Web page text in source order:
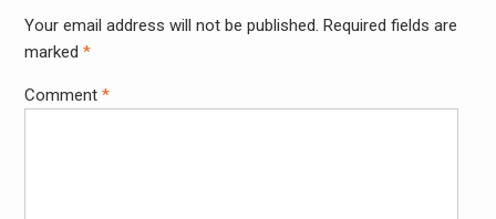
Your email address will not be published. Required fields are
marked *
Comment *